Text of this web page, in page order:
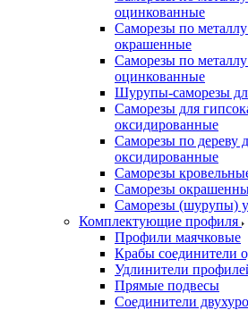
оцинкованные
Саморезы по
окрашенные
Саморезы по
оцинкованные
Шурупы-саморезы
Саморезы для
оксидированные
Саморезы по дереву
оксидированные
Саморезы
Саморезы
Саморезы (шурупы)
Комплектующие профиля
Профили маячковые
Крабы соединители
Удлинители
Прямые подвесы
Соединители